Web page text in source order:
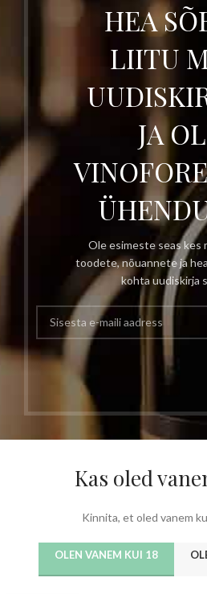
HEA
LIITU
JA
Ole esimeste seas kes
toodete, nõuannete ja
kohta uudiskirja
Kas oled
Kinnita, et oled vanem
OLEN VANEM KUI 18